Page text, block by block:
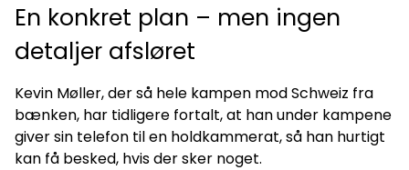
En konkret plan – men ingen
detaljer afsløret
Kevin Møller, der så hele kampen mod Schweiz fra
bænken, har tidligere fortalt, at han under kampene
giver sin telefon til en holdkammerat, så han hurtigt
kan få besked, hvis der sker noget.